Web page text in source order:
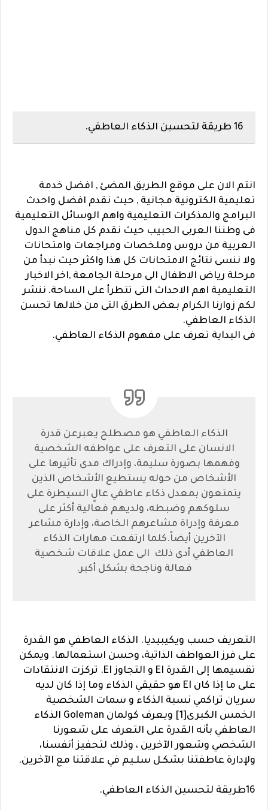
16 طريقة لتحسين الذكاء العاطفي.
انتم الان على موقع الطريق المضئ , افضل خدمة
تعليمية الكترونية مجانية , حيث نقدم افضل واحدث
البرامج والمذكرات التعليمية واهم الوسائل التعليمية
فى وطننا العربى الحبيب حيث نقدم كل مناهج الدول
العربية من دروس وملخصات ومراجعات وامتحانات
ولا ننسى نتائج الامتحانات كل هذا واكثر حيث نبدأ من
مرحلة رياض الاطفال الى مرحلة الجامعة ,اخر الاخبار
التعليمية اهم الاحداث التى تتطرأ على الساحة. ننشر
لكم زوارنا الكرام بعض الطرق التى من خلالها تحسن
الذكاء العاطفي.
فى البداية تعرف على مفهوم الذكاء العاطفي.
الذكاء العاطفي هو مصطلح يعبرعن قدرة
الانسان على التعرف على عواطفه الشخصية
وفهمها بصورة سليمة، وإدراك مدى تأثيرها على
الأشخاص من حوله يستطيع الأشخاص الذين
يتمتعون بمعدل ذكاء عاطفي عالٍ السيطرة على
سلوكهم وضبطه، ولديهم فعالية أكثر على
معرفة وإدراة مشاعرهم الخاصة، وإدارة مشاعر
الآخرين أيضاً.كلما ارتفعت مهارات الذكاء
العاطفي أدى ذلك الى عمل علاقات شخصية
فعالة وناجحة بشكل أكبر.
التعريف حسب ويكيبيديا. الذكاء العاطفي هو القدرة
على فرز العواطف الذاتية، وحسن استعمالها. ويمكن
تقسيمها إلى القدرة EI و التجاوز EI. تركزت الانتقادات
على ما إذا كان EI هو حقيقي الذكاء وما إذا كان لديه
سريان تراكمي نسبة الذكاء و سمات الشخصية
الخمس الكبرى[1] ويعرف كولمان Goleman الذكاء
العاطفي بأنه القدرة على التعرف على شعورنا
الشخصي وشعور الآخرين ، وذلك لتحفيز أنفسنا،
ولإدارة عاطفتنا بشكـل سلـيم في علاقتنا مع الآخرين.
16طريقة لتحسين الذكاء العاطفي.